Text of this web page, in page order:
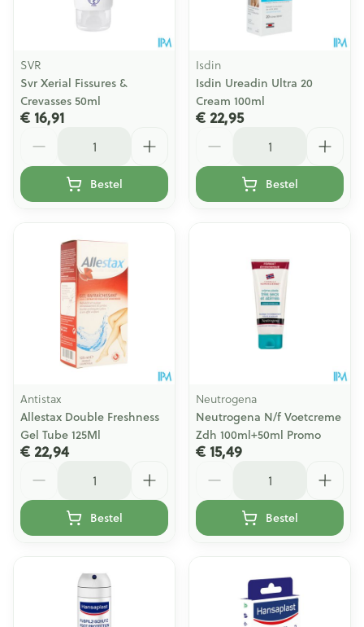
SVR
Svr Xerial Fissures &
Crevasses 50ml
€ 16,91
Bestel
Isdin
Isdin Ureadin Ultra 20
Cream 100ml
€ 22,95
Bestel
Antistax
Allestax Double Freshness
Gel Tube 125Ml
€ 22,94
Bestel
Neutrogena
Neutrogena N/f Voetcreme
Zdh 100ml+50ml Promo
€ 15,49
Bestel